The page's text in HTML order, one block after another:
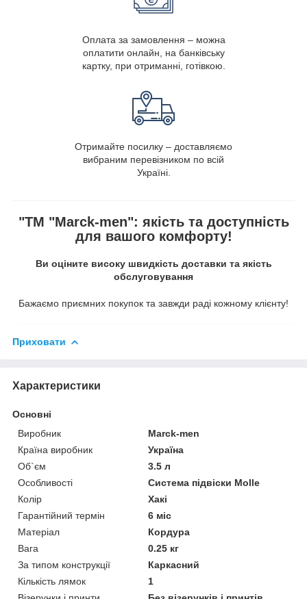
Оплата за замовлення – можна
оплатити онлайн, на банківську
картку, при отриманні, готівкою.
Отримайте посилку – доставляємо
вибраним перевізником по всій
Україні.
"ТМ "Marck-men": якість та доступність
для вашого комфорту!
Ви оціните високу швидкість доставки та якість
обслуговування
Бажаємо приємних покупок та завжди раді кожному клієнту!
Приховати
Характеристики
Основні
Виробник
Marck-men
Країна виробник
Україна
Об`єм
3.5 л
Особливості
Система підвіски Molle
Колір
Хакі
Гарантійний термін
6 міс
Матеріал
Кордура
Вага
0.25 кг
За типом конструкції
Каркасний
Кількість лямок
1